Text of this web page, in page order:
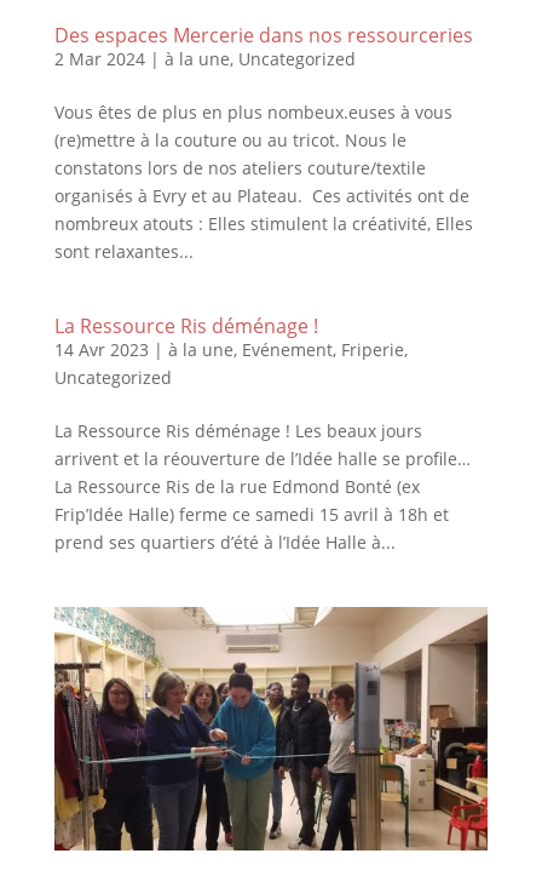
Des espaces Mercerie dans nos ressourceries
2 Mar 2024| à la une, Uncategorized
Vous êtes de plus en plus nombeux.euses à vous
(re)mettre à la couture ou au tricot. Nous le
constatons lors de nos ateliers couture/textile
organisés à Evry et au Plateau. Ces activités ont de
nombreux atouts : Elles stimulent la créativité, Elles
sont relaxantes...
La Ressource Ris déménage !
14 Avr 2023 | à la une, Evénement, Friperie,
Uncategorized
La Ressource Ris déménage ! Les beaux jours
arrivent et la réouverture de l’Idée halle se profile…
La Ressource Ris de la rue Edmond Bonté (ex
Frip’Idée Halle) ferme ce samedi 15 avril à 18h et
prend ses quartiers d’été à l’Idée Halle à...